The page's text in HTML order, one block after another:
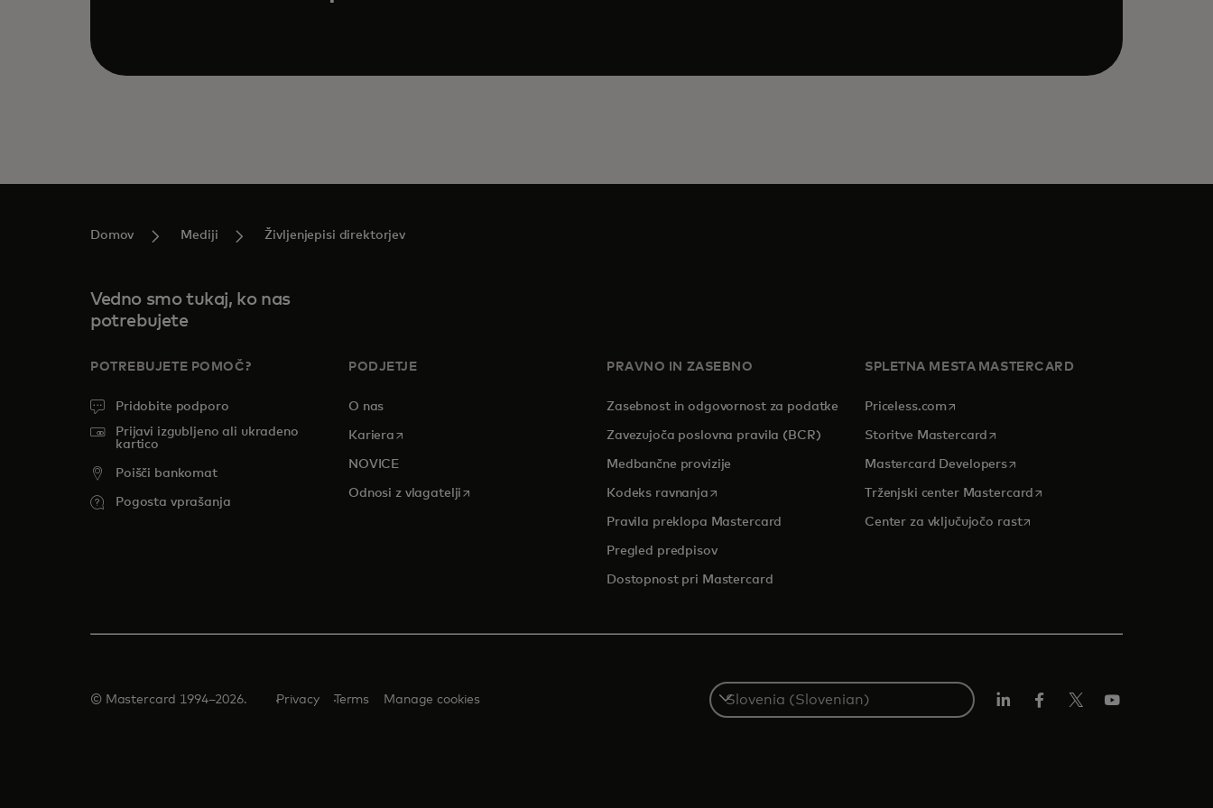
Domov Mediji Življenjepisi direktorjev
Vedno smo tukaj, ko nas
potrebujete
POTREBUJETE POMOČ?
Pridobite podporo
Prijavi izgubljeno ali ukradeno
kartico
Poišči bankomat
Pogosta vprašanja
PODJETJE
O nas
Kariera opens in a new tab
NOVICE
Odnosi z vlagatelji opens in a new tab
PRAVNO IN ZASEBNO
Zasebnost in odgovornost za podatke
Zavezujoča poslovna pravila (BCR)
Medbančne provizije
Kodeks ravnanjaopens in a new tab
Pravila preklopa Mastercard
Pregled predpisov
Dostopnost pri Mastercard
SPLETNA MESTA MASTERCARD
Priceless.com opens in a new tab
Storitve Mastercard opens in a new tab
Mastercard Developersopens in a new tab
Trženjski center Mastercard opens in a new tab
Center za vključujočo rastopens in a new tab
© Mastercard 1994–2026. Privacy Terms Manage cookies
Select
a
country